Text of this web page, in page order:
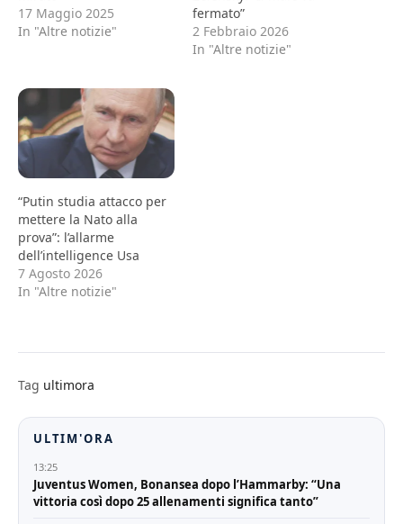
17 Maggio 2025
In "Altre notizie"
fermato”
2 Febbraio 2026
In "Altre notizie"
“Putin studia attacco per
mettere la Nato alla
prova”: l’allarme
dell’intelligence Usa
7 Agosto 2026
In "Altre notizie"
Tag ultimora
ULTIM'ORA
13:25
Juventus Women, Bonansea dopo l’Hammarby: “Una
vittoria così dopo 25 allenamenti significa tanto”